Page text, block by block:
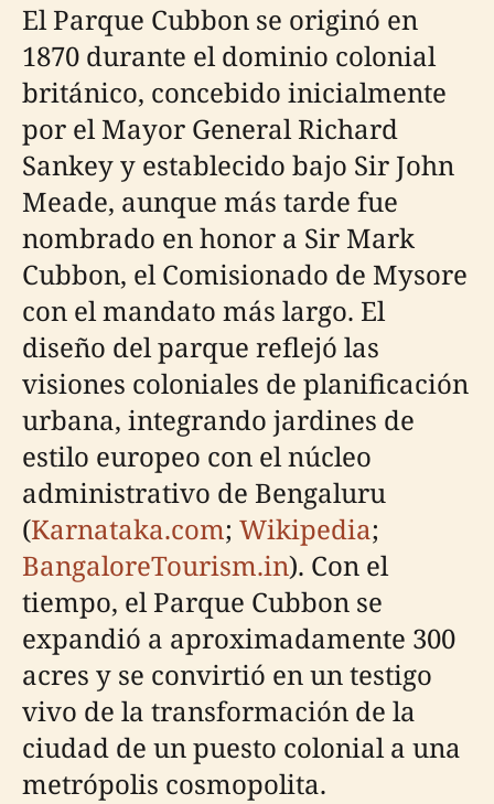
El Parque Cubbon se originó en
1870 durante el dominio colonial
británico, concebido inicialmente
por el Mayor General Richard
Sankey y establecido bajo Sir John
Meade, aunque más tarde fue
nombrado en honor a Sir Mark
Cubbon, el Comisionado de Mysore
con el mandato más largo. El
diseño del parque reflejó las
visiones coloniales de planificación
urbana, integrando jardines de
estilo europeo con el núcleo
administrativo de Bengaluru
(Karnataka.com; Wikipedia;
BangaloreTourism.in). Con el
tiempo, el Parque Cubbon se
expandió a aproximadamente 300
acres y se convirtió en un testigo
vivo de la transformación de la
ciudad de un puesto colonial a una
metrópolis cosmopolita.